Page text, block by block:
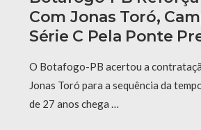
Com Jonas Toró,
Série C Pela Ponte
O Botafogo-PB acertou a
Jonas Toró para a sequência da
de 27 anos chega …